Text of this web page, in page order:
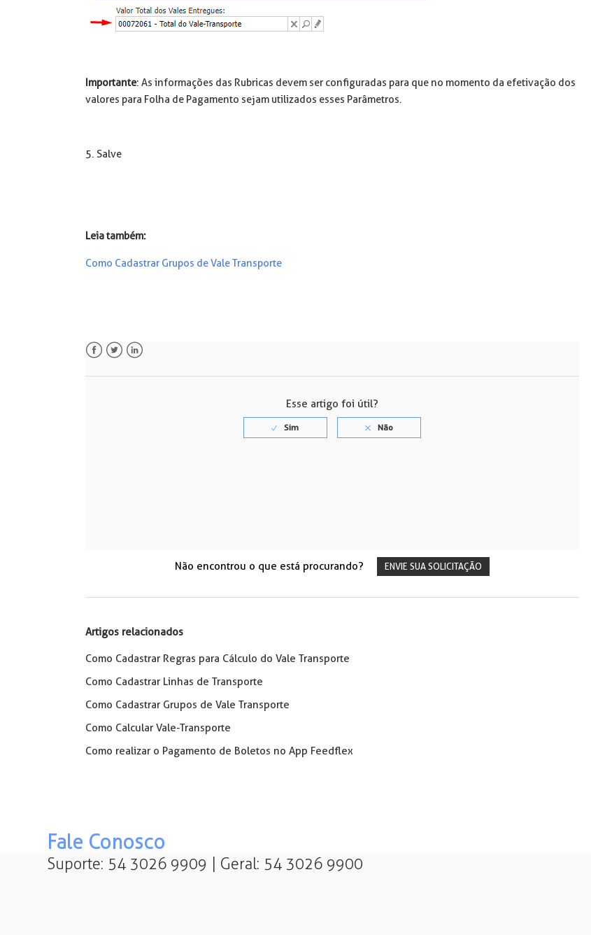
Importante: As informações das Rubricas devem ser configuradas para que no momento da efetivação dos
valores para Folha de Pagamento sejam utilizados esses Parâmetros.
5. Salve
Leia também:
Como Cadastrar Grupos de Vale Transporte
Esse artigo foi útil?
Não encontrou o que está procurando? ENVIE SUA SOLICITAÇÃO
Artigos relacionados
Como Cadastrar Regras para Cálculo do Vale Transporte
Como Cadastrar Linhas de Transporte
Como Cadastrar Grupos de Vale Transporte
Como Calcular Vale-Transporte
Como realizar o Pagamento de Boletos no App Feedflex
Fale Conosco
Suporte: 54 3026 9909 | Geral: 54 3026 9900